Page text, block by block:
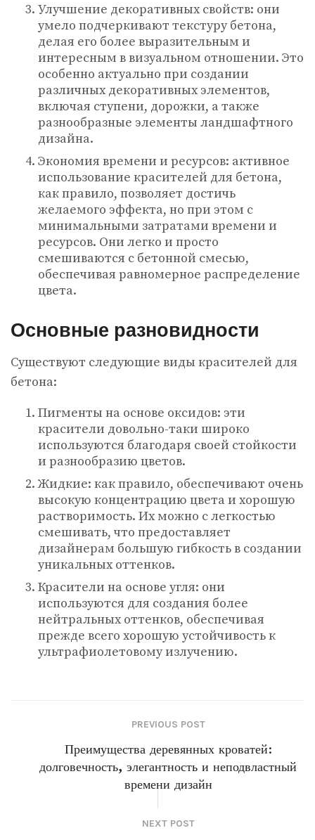
Улучшение декоративных свойств: они
умело подчеркивают текстуру бетона,
делая его более выразительным и
интересным в визуальном отношении. Это
особенно актуально при создании
различных декоративных элементов,
включая ступени, дорожки, а также
разнообразные элементы ландшафтного
дизайна.
Экономия времени и ресурсов: активное
использование красителей для бетона,
как правило, позволяет достичь
желаемого эффекта, но при этом с
минимальными затратами времени и
ресурсов. Они легко и просто
смешиваются с бетонной смесью,
обеспечивая равномерное распределение
цвета.
Основные разновидности
Существуют следующие виды красителей для
бетона:
Пигменты на основе оксидов: эти
красители довольно-таки широко
используются благодаря своей стойкости
и разнообразию цветов.
Жидкие: как правило, обеспечивают очень
высокую концентрацию цвета и хорошую
растворимость. Их можно с легкостью
смешивать, что предоставляет
дизайнерам большую гибкость в создании
уникальных оттенков.
Красители на основе угля: они
используются для создания более
нейтральных оттенков, обеспечивая
прежде всего хорошую устойчивость к
ультрафиолетовому излучению.
PREVIOUS POST
Преимущества деревянных кроватей:
долговечность, элегантность и неподвластный
времени дизайн
NEXT POST